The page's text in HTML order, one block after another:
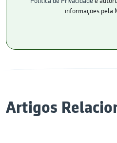
informações pela
Artigos